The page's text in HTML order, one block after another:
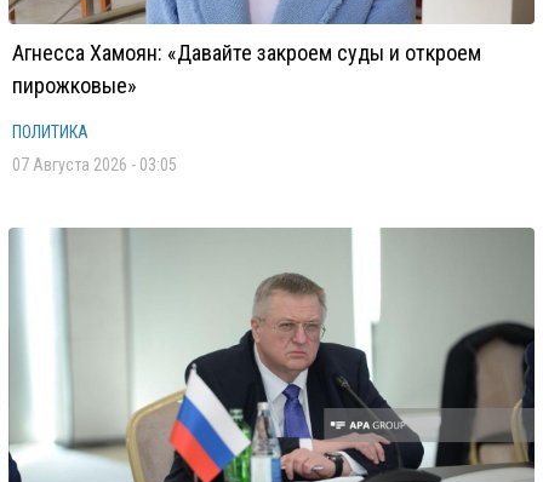
Агнесса Хамоян: «Давайте закроем суды и откроем
пирожковые»
ПОЛИТИКА
07 Августа 2026 - 03:05